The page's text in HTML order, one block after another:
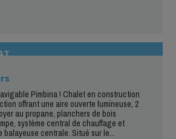
Pimbina ! Chalet en construction
offrant une aire ouverte lumineuse, 2
au propane, planchers de bois
système central de chauffage et
centrale. Situé sur le...